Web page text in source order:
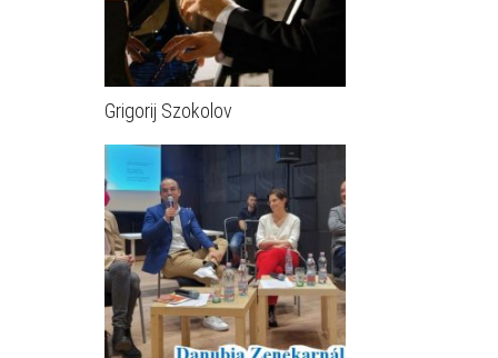
Grigorij Szokolov